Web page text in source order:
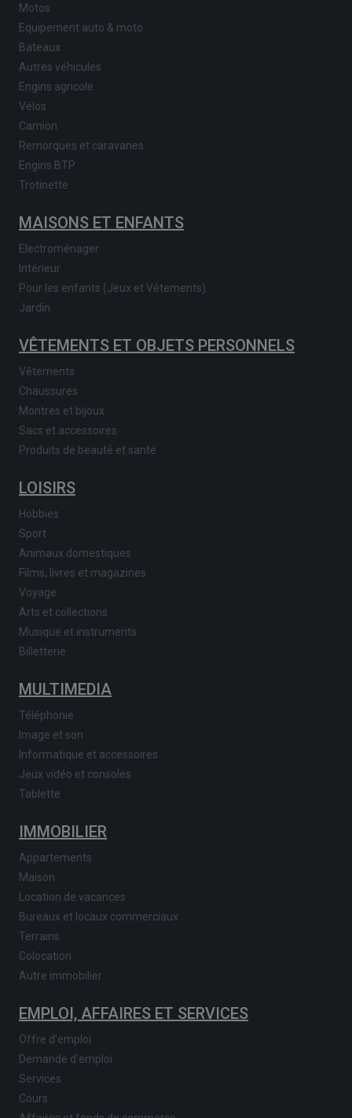
Motos
Equipement auto & moto
Bateaux
Autres véhicules
Engins agricole
Vélos
Camion
Remorques et caravanes
Engins BTP
Trotinette
MAISONS ET ENFANTS
Electroménager
Intérieur
Pour les enfants (Jeux et Vêtements)
Jardin
VÊTEMENTS ET OBJETS PERSONNELS
Vêtements
Chaussures
Montres et bijoux
Sacs et accessoires
Produits de beauté et santé
LOISIRS
Hobbies
Sport
Animaux domestiques
Films, livres et magazines
Voyage
Arts et collections
Musique et instruments
Billetterie
MULTIMEDIA
Téléphonie
Image et son
Informatique et accessoires
Jeux vidéo et consoles
Tablette
IMMOBILIER
Appartements
Maison
Location de vacances
Bureaux et locaux commerciaux
Terrains
Colocation
Autre immobilier
EMPLOI, AFFAIRES ET SERVICES
Offre d'emploi
Demande d'emploi
Services
Cours